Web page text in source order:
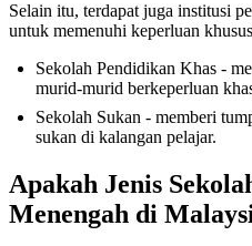
Selain itu, terdapat juga institusi
untuk memenuhi keperluan
Sekolah Pendidikan Khas -
murid-murid berkeperluan
Sekolah Sukan - memberi
sukan di kalangan pelajar.
Apakah Jenis
Menengah di